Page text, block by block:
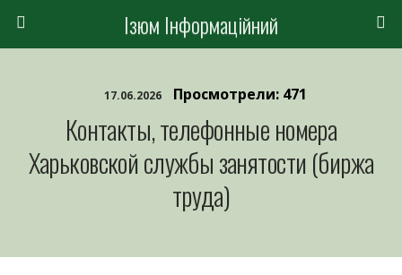
Ізюм Інформаційний
17.06.2026 Просмотрели: 471
Контакты, телефонные номера
Харьковской службы занятости (биржа
труда)